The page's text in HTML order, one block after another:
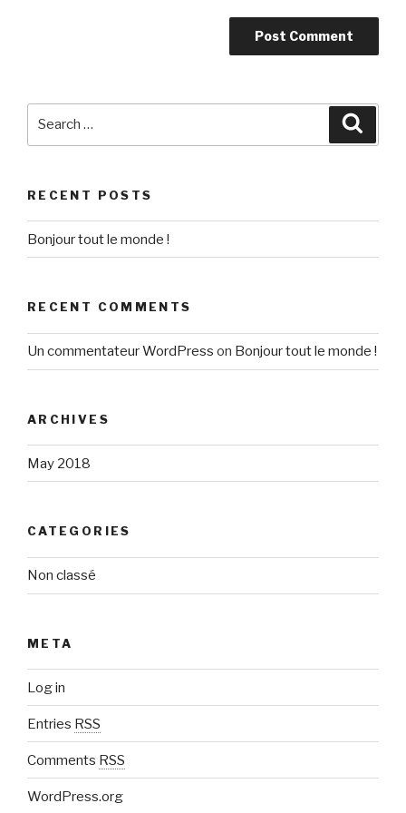
RECENT POSTS
Bonjour tout le monde !
RECENT COMMENTS
Un commentateur WordPress on Bonjour tout le monde !
ARCHIVES
May 2018
CATEGORIES
Non classé
META
Log in
Entries RSS
Comments RSS
WordPress.org